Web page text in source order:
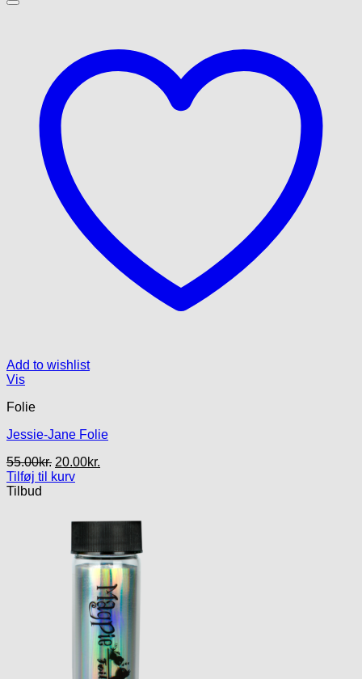
Add to wishlist
Vis
Folie
Jessie-Jane Folie
55.00kr. Den
oprindelige
55.00kr..
20.00kr.
20.00kr..
Tilføj til kurv
Tilbud